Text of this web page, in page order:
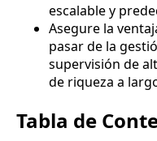
escalable y
Asegure la
pasar de la
supervisión de
de riqueza a
Tabla de